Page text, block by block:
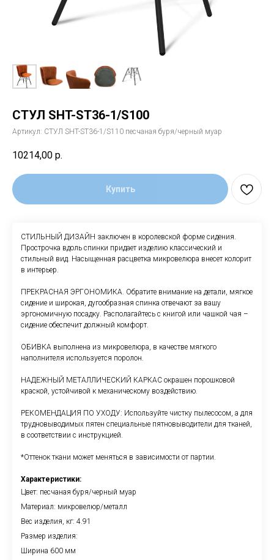
СТУЛ SHT-ST36-1/S100
Артикул: СТУЛ SHT-ST36-1/S110 песчаная буря/черный муар
10214,00 р.
Купить
СТИЛЬНЫЙ ДИЗАЙН заключен в королевской форме сидения.
Прострочка вдоль спинки придает изделию классический и
стильный вид. Насыщенная расцветка микровелюра внесет колорит
в интерьер.
ПРЕКРАСНАЯ ЭРГОНОМИКА. Обратите внимание на детали, мягкое
сидение и широкая, дугообразная спинка отвечают за вашу
эргономичную посадку. Располагайтесь с книгой или чашкой чая –
сидение обеспечит должный комфорт.
ОБИВКА выполнена из микровелюра, в качестве мягкого
наполнителя используется поролон.
НАДЕЖНЫЙ МЕТАЛЛИЧЕСКИЙ КАРКАС окрашен порошковой
краской, устойчивой к механическому воздействию.
РЕКОМЕНДАЦИЯ ПО УХОДУ: Используйте чистку пылесосом, а для
трудновыводимых пятен специальные пятновыводители для тканей,
в соответствии с инструкцией.
*Оттенок ткани может меняться в зависимости от партии.
Характеристики:
Цвет: песчаная буря/черный муар
Материал: микровелюр/металл
Вес изделия, кг: 4.91
Размер изделия:
Ширина 600 мм